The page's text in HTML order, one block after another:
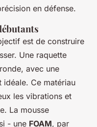
en défense.
est de construire
Une raquette
avec une
Ce matériau
les vibrations et
La mousse
- une FOAM, par